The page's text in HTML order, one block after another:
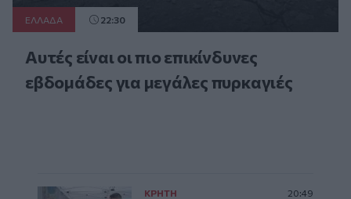
ΕΛΛAΔΑ 22:30
Αυτές είναι οι πιο επικίνδυνες
εβδομάδες για μεγάλες πυρκαγιές
ΚΡΗΤΗ 20:49